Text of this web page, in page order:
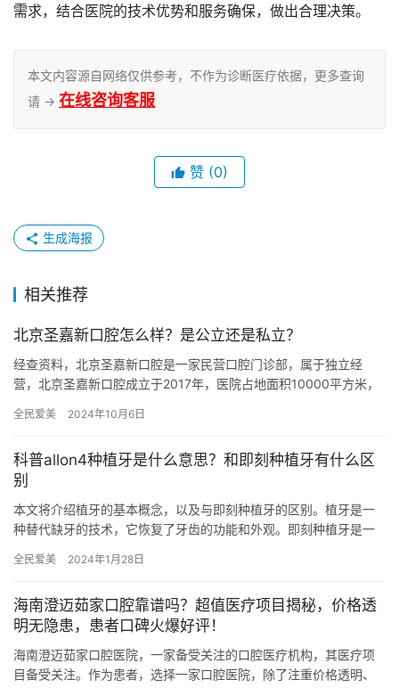
需求，结合医院的技术优势和服务确保，做出合理决策。
本文内容源自网络仅供参考，不作为诊断医疗依据，更多查询
请 → 在线咨询客服
赞 (0)
生成海报
相关推荐
北京圣嘉新口腔怎么样？是公立还是私立？
经查资料，北京圣嘉新口腔是一家民营口腔门诊部，属于独立经
营，北京圣嘉新口腔成立于2017年，医院占地面积10000平方米，
全民爱美 2024年10月6日
科普allon4种植牙是什么意思？和即刻种植牙有什么区
别
本文将介绍植牙的基本概念，以及与即刻种植牙的区别。植牙是一
种替代缺牙的技术，它恢复了牙齿的功能和外观。即刻种植牙是一
在过程…
全民爱美 2024年1月28日
海南澄迈茹家口腔靠谱吗？超值医疗项目揭秘，价格透
明无隐患，患者口碑火爆好评！
海南澄迈茹家口腔医院，一家备受关注的口腔医疗机构，其医疗项
目备受关注。作为患者，选择一家口腔医院，除了注重价格透明、